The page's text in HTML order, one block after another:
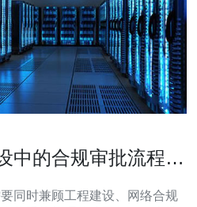
中的合规审批流程与
同时兼顾工程建设、网络合规